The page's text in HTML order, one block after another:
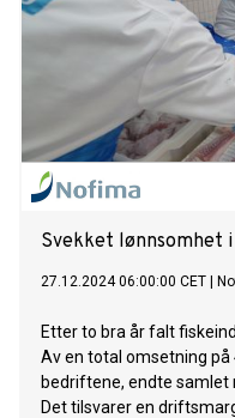
Svekket lønnsomhet
27.12.2024 06:00:00 CET
Etter to bra år falt
Av en total omsetning
bedriftene, endte samlet
Det tilsvarer en